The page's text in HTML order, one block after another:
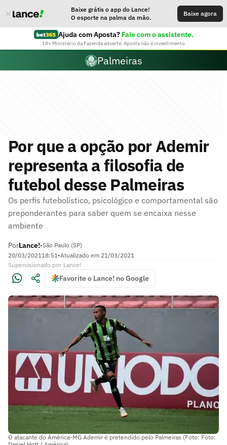
Baixe grátis o app do Lance!
O esporte na palma da mão.
Baixe agora
Ajuda com Aposta? Fale com o assistente.
18+ Ministério da Fazenda adverte: Aposta não é investimento
Palmeiras
Por que a opção por Ademir
representa a filosofia de
futebol desse Palmeiras
Os perfis futebolístico, psicológico e comportamental são
preponderantes para saber quem se encaixa nesse
ambiente
PorLance!•São Paulo (SP)
20/03/202118:51•Atualizado em 21/03/2021
Supervisionado por Lance!
Favorite o Lance! no Google
O atacante do América-MG Ademir é pretendido pelo Palmeiras (Foto: Foto: